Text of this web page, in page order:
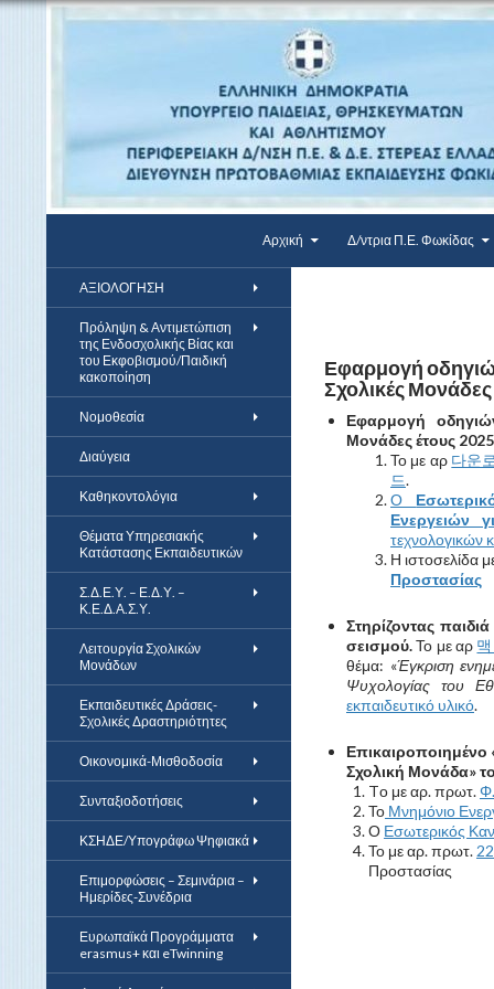
Αρχική
Δ/ντρια Π.Ε. Φωκίδας
Εφαρμογή
Σχολικές Μονάδες
Εφαρμογή
Μονάδες έτους
Το με αρ 다운
드.
Ο
Ενεργειών
τεχνολογικών
Η ιστοσελίδα
Προστασίας
Στηρίζοντας
σεισμού.Το με αρ
θέμα: «Έγκριση
Ψυχολογίας του
εκπαιδευτικό υλικό.
Επικαιροποιημένο
Σχολική Μονάδα»
Tο με αρ. πρωτ.
Το Μνημόνιο
Ο Εσωτερικός
Το με αρ. πρωτ.
Προστασίας
ΑΞΙΟΛΟΓΗΣΗ
Πρόληψη & Αντιμετώπιση
της Ενδοσχολικής Βίας και
του Εκφοβισμού/Παιδική
κακοποίηση
Νομοθεσία
Διαύγεια
Καθηκοντολόγια
Θέματα Υπηρεσιακής
Κατάστασης Εκπαιδευτικών
Σ.Δ.Ε.Υ. – Ε.Δ.Υ. –
Κ.Ε.Δ.Α.Σ.Υ.
Λειτουργία Σχολικών
Μονάδων
Εκπαιδευτικές Δράσεις-
Σχολικές Δραστηριότητες
Οικονομικά-Μισθοδοσία
Συνταξιοδοτήσεις
ΚΣΗΔΕ/Υπογράφω Ψηφιακά
Επιμορφώσεις – Σεμινάρια –
Ημερίδες-Συνέδρια
Ευρωπαϊκά Προγράμματα
erasmus+ και eTwinning